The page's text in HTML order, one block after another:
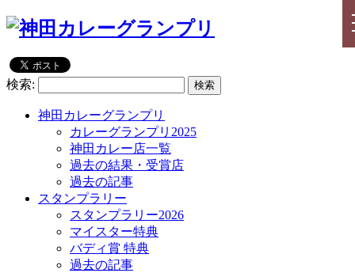
検索:
神田カレーグランプリ
カレーグランプリ2025
神田カレー店一覧
過去の結果・受賞店
過去の記事
スタンプラリー
スタンプラリー2026
マイスター特典
バディ賞 特典
過去の記事